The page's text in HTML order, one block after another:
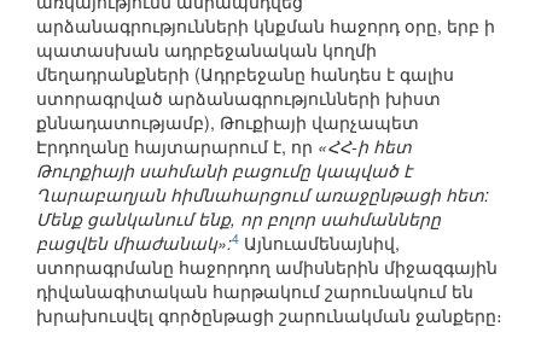
արձանագրությունների կնքման հաջորդ օրը, երբ ի
պատասխան ադրբեջանական կողմի
մեղադրանքների (Ադրբեջանը հանդես է գալիս
ստորագրված արձանագրությունների խիստ
քննադատությամբ), Թուքիայի վարչապետ
Էրդողանը հայտարարում է, որ «ՀՀ-ի հետ
Թուրքիայի սահմանի բացումը կապված է
Ղարաբաղյան հիմնահարցում առաջընթացի հետ:
Մենք ցանկանում ենք, որ բոլոր սահմանները
բացվեն միաժանակ»:4 Այնուամենայնիվ,
ստորագրմանը հաջորդող ամիսներին միջազգային
դիվանագիտական հարթակում շարունակում են
խրախուսվել գործընթացի շարունակման ջանքերը։